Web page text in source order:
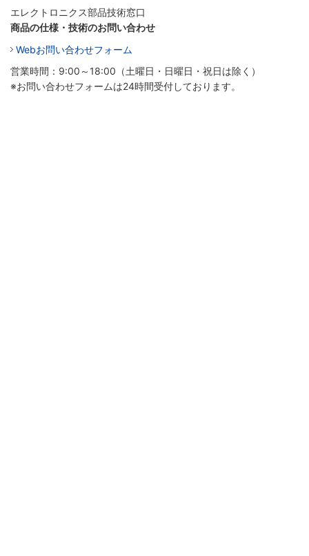
エレクトロニクス部品技術窓口
商品の仕様・技術のお問い合わせ
Webお問い合わせフォーム
営業時間：9:00～18:00（土曜日・日曜日・祝日は除く）
※お問い合わせフォームは24時間受付しております。